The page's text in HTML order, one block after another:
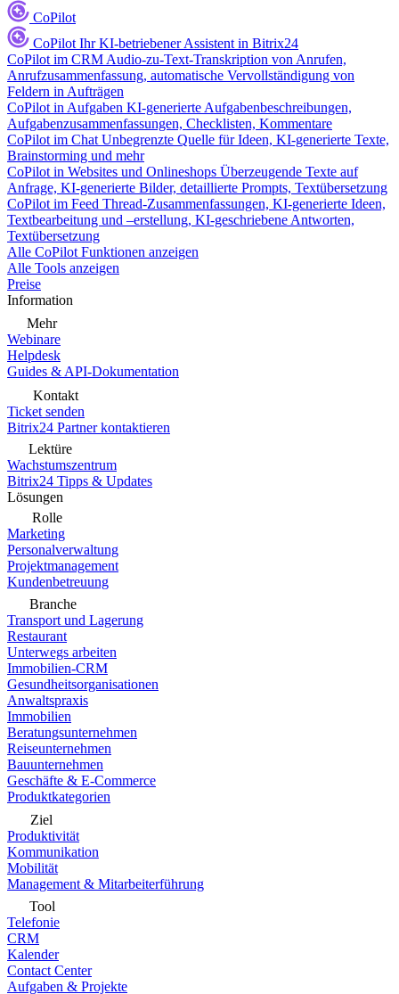
CoPilot
CoPilot Ihr KI-betriebener Assistent in Bitrix24
CoPilot im CRM Audio-zu-Text-Transkription von Anrufen,
Anrufzusammenfassung, automatische Vervollständigung von
Feldern in Aufträgen
CoPilot in Aufgaben KI-generierte Aufgabenbeschreibungen,
Aufgabenzusammenfassungen, Checklisten, Kommentare
CoPilot im Chat Unbegrenzte Quelle für Ideen, KI-generierte Texte,
Brainstorming und mehr
CoPilot in Websites und Onlineshops Überzeugende Texte auf
Anfrage, KI-generierte Bilder, detaillierte Prompts, Textübersetzung
CoPilot im Feed Thread-Zusammenfassungen, KI-generierte Ideen,
Textbearbeitung und –erstellung, KI-geschriebene Antworten,
Textübersetzung
Alle CoPilot Funktionen anzeigen
Alle Tools anzeigen
Preise
Information
Mehr
Webinare
Helpdesk
Guides & API-Dokumentation
Kontakt
Ticket senden
Bitrix24 Partner kontaktieren
Lektüre
Wachstumszentrum
Bitrix24 Tipps & Updates
Lösungen
Rolle
Marketing
Personalverwaltung
Projektmanagement
Kundenbetreuung
Branche
Transport und Lagerung
Restaurant
Unterwegs arbeiten
Immobilien-CRM
Gesundheitsorganisationen
Anwaltspraxis
Immobilien
Beratungsunternehmen
Reiseunternehmen
Bauunternehmen
Geschäfte & E-Commerce
Produktkategorien
Ziel
Produktivität
Kommunikation
Mobilität
Management & Mitarbeiterführung
Tool
Telefonie
CRM
Kalender
Contact Center
Aufgaben & Projekte